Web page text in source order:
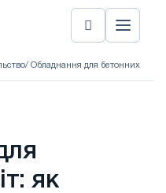
/ Обладнання для бетонних
як